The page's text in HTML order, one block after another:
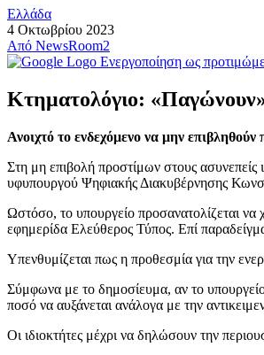
Ελλάδα
4 Οκτωβρίου 2023
Από NewsRoom2
Ενεργοποίηση ως
Κτηματολόγιο: «Παγώνουν»
Ανοιχτό το ενδεχόμενο να μην
Στη μη επιβολή προστίμων στους ασυνεπείς
υφυπουργού Ψηφιακής Διακυβέρνησης
Ωστόσο, το υπουργείο προσανατολίζεται
εφημερίδα Ελεύθερος Τύπος. Επί
Υπενθυμίζεται πως η προθεσμία για την
Σύμφωνα με το δημοσίευμα, αν το
ποσό να αυξάνεται ανάλογα με την
Οι ιδιοκτήτες μέχρι να δηλώσουν την